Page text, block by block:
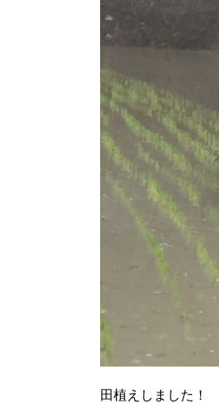
田植えしました！